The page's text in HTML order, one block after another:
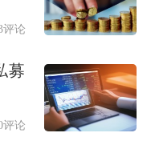
用于储能系统
在一个20英尺
为SAMSUNG
这是一款一体
评论
募
评论